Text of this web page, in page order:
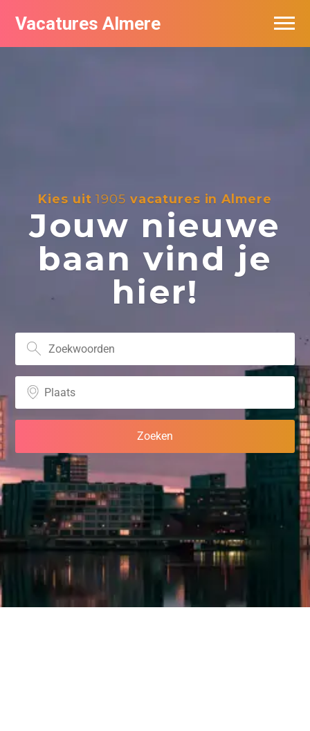
Vacatures Almere
Kies uit1905 vacatures in Almere
Jouw nieuwe
baan vind je
hier!
Vacatures per bedrijf